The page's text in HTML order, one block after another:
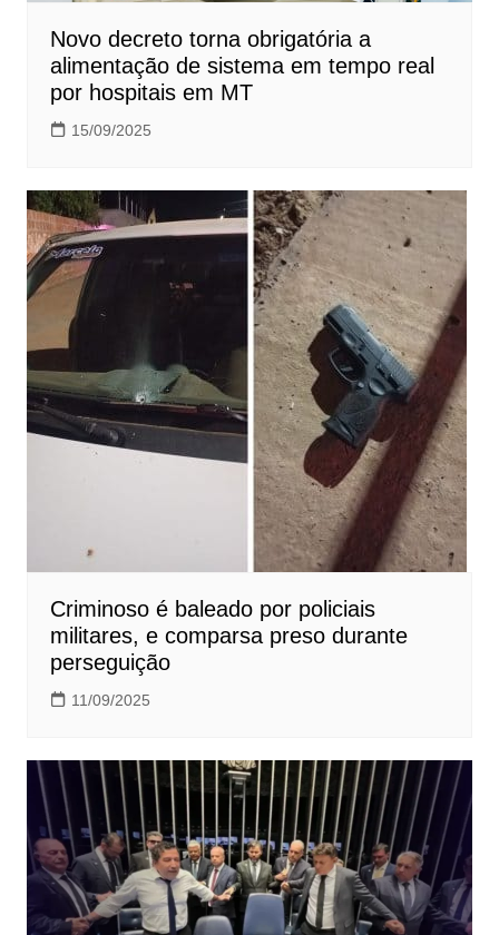
Novo decreto torna obrigatória a
alimentação de sistema em tempo real
por hospitais em MT
15/09/2025
Criminoso é baleado por policiais
militares, e comparsa preso durante
perseguição
11/09/2025